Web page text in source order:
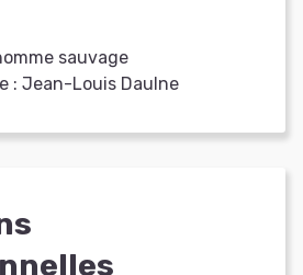
sauvage
: Jean-Louis Daulne